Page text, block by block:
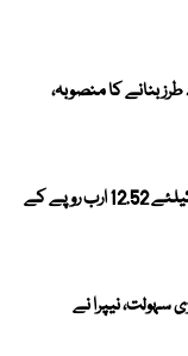
بنانے کا منصوبہ،
پنجاب حکومت نے بلدیاتی انتخابات کیلئے 12.52 ارب روپے کے
سہولت، نیپرا نے